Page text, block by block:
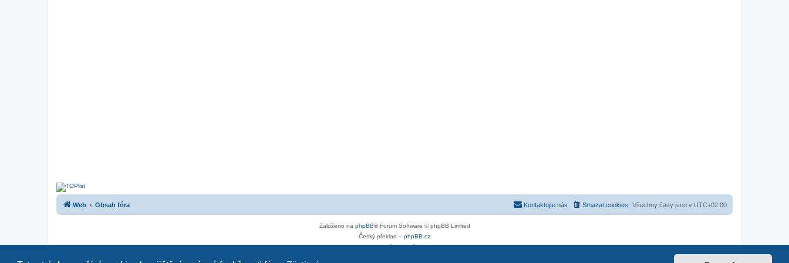
Web Obsah fóra Všechny časy jsou v UTC+02:00
Smazat cookies
Kontaktujte nás
Založeno na phpBB® Forum Software © phpBB Limited
Český překlad – phpBB.cz
Soukromí|Podmínky